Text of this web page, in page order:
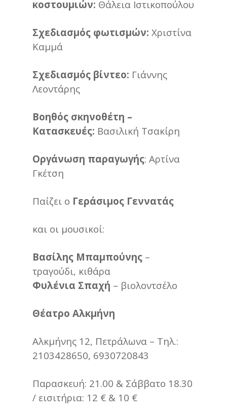
κοστουμιών: Θάλεια Ιστικοπούλου
Σχεδιασμός φωτισμών: Χριστίνα
Καμμά
Σχεδιασμός βίντεο: Γιάννης
Λεοντάρης
Βοηθός σκηνοθέτη –
Κατασκευές: Βασιλική Τσακίρη
Οργάνωση παραγωγής: Αρτίνα
Γκέτση
Παίζει ο Γεράσιμος Γεννατάς
και οι μουσικοί:
Βασίλης Μπαμπούνης –
τραγούδι, κιθάρα
Φυλένια Σπαχή – βιολοντσέλο
Θέατρο Αλκμήνη
Αλκμήνης 12, Πετράλωνα – Τηλ.:
2103428650, 6930720843
Παρασκευή: 21.00 & Σάββατο 18.30
/ εισιτήρια: 12 € & 10 €